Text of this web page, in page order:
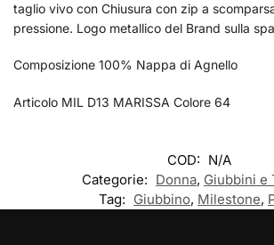
taglio vivo con Chiusura con zip a
pressione. Logo metallico del Brand sulla
Composizione 100% Nappa di Agnello
Articolo MIL D13 MARISSA Colore 64
COD: N/A
Categorie: Donna, Giubbini e
Tag: Giubbino, Milestone,